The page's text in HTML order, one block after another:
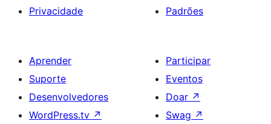
Privacidade
Padrões
Aprender
Suporte
Desenvolvedores
WordPress.tv ↗
Participar
Eventos
Doar ↗
Swag ↗